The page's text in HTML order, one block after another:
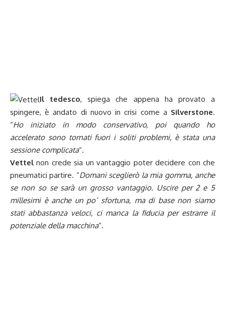
Il tedesco, spiega che appena ha provato a
spingere, è andato di nuovo in crisi come a Silverstone.
“Ho iniziato in modo conservativo, poi quando ho
accelerato sono tornati fuori i soliti problemi, è stata una
sessione complicata“.
Vettel non crede sia un vantaggio poter decidere con che
pneumatici partire. “Domani sceglierò la mia gomma, anche
se non so se sarà un grosso vantaggio. Uscire per 2 e 5
millesimi è anche un po’ sfortuna, ma di base non siamo
stati abbastanza veloci, ci manca la fiducia per estrarre il
potenziale della macchina“.